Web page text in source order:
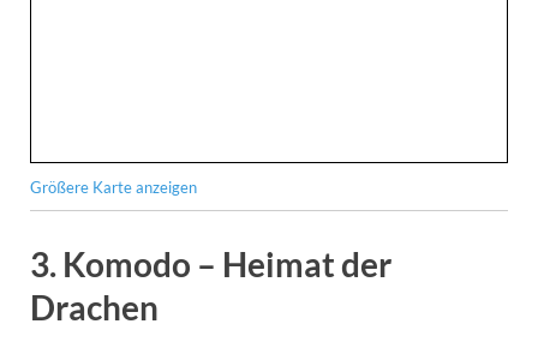
Größere Karte anzeigen
3. Komodo – Heimat der
Drachen